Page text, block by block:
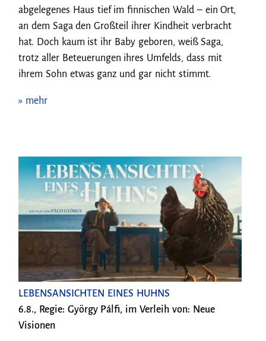
abgelegenes Haus tief im finnischen Wald – ein Ort,
an dem Saga den Großteil ihrer Kindheit verbracht
hat. Doch kaum ist ihr Baby geboren, weiß Saga,
trotz aller Beteuerungen ihres Umfelds, dass mit
ihrem Sohn etwas ganz und gar nicht stimmt.
» mehr
LEBENSANSICHTEN EINES HUHNS
6.8., Regie: György Pálfi, im Verleih von: Neue
Visionen